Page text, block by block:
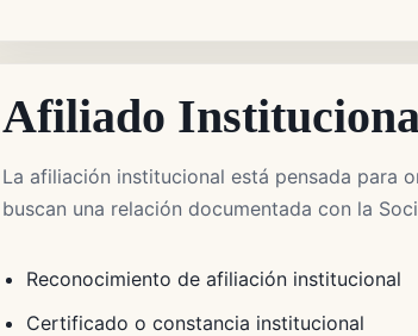
Afiliado
La afiliación institucional está pensada para
buscan una relación documentada con la
Reconocimiento de afiliación institucional
Certificado o constancia institucional